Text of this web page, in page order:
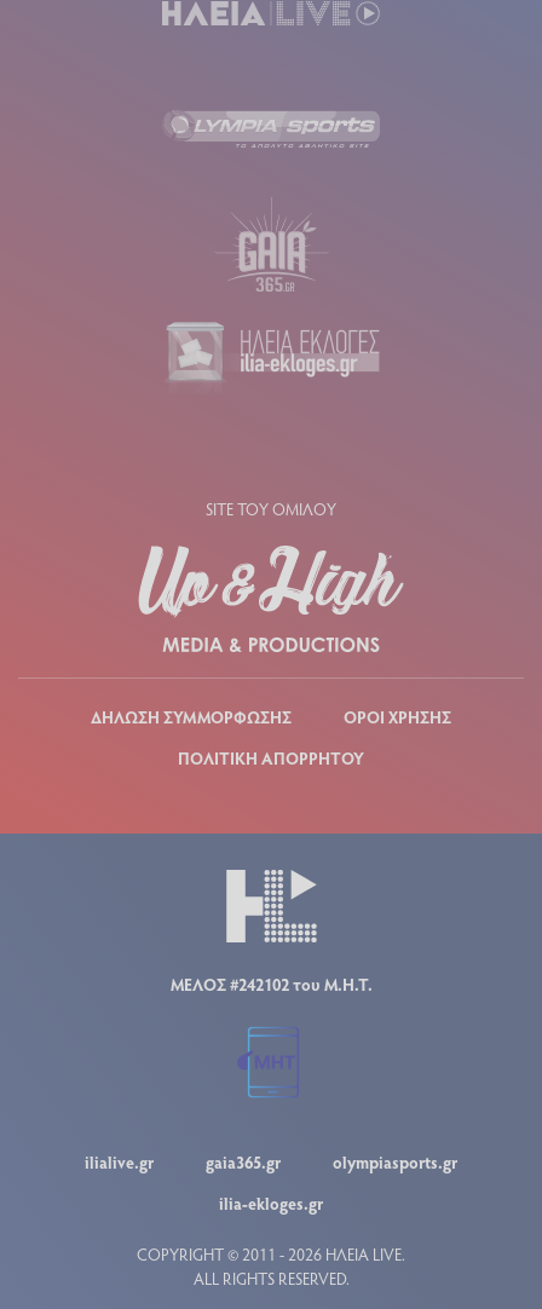
SITE ΤΟΥ ΟΜΙΛΟΥ
ΔΗΛΩΣΗ ΣΥΜΜΟΡΦΩΣΗΣ
ΟΡΟΙ ΧΡΗΣΗΣ
ΠΟΛΙΤΙΚΗ ΑΠΟΡΡΗΤΟΥ
ΜΕΛΟΣ #242102 του Μ.Η.Τ.
ilialive.gr gaia365.gr
olympiasports.gr
ilia-ekloges.gr
COPYRIGHT © 2011 - 2026 ΗΛΕΙΑ LIVE.
ALL RIGHTS RESERVED.